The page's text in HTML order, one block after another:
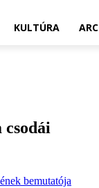
KULTÚRA
csodái
bemutatója